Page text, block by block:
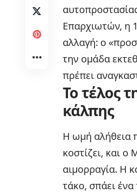
Επαρχιωτών, η
αλλαγή: ο
την ομάδα
πρέπει
Το τέλος
κάλπης
Η ωμή αλήθεια
κοστίζει, και
αιμορραγία. Η
τάκο, σπάει